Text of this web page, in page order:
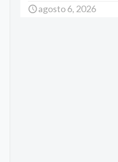
agosto 6, 2026